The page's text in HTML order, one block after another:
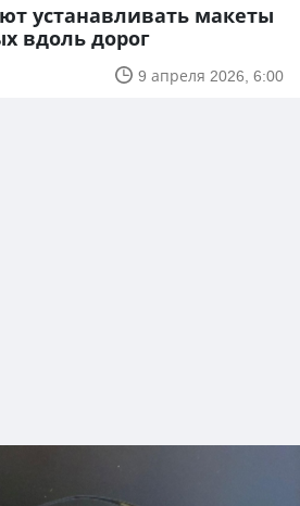
устанавливать макеты
вдоль дорог
9 апреля 2026, 6:00